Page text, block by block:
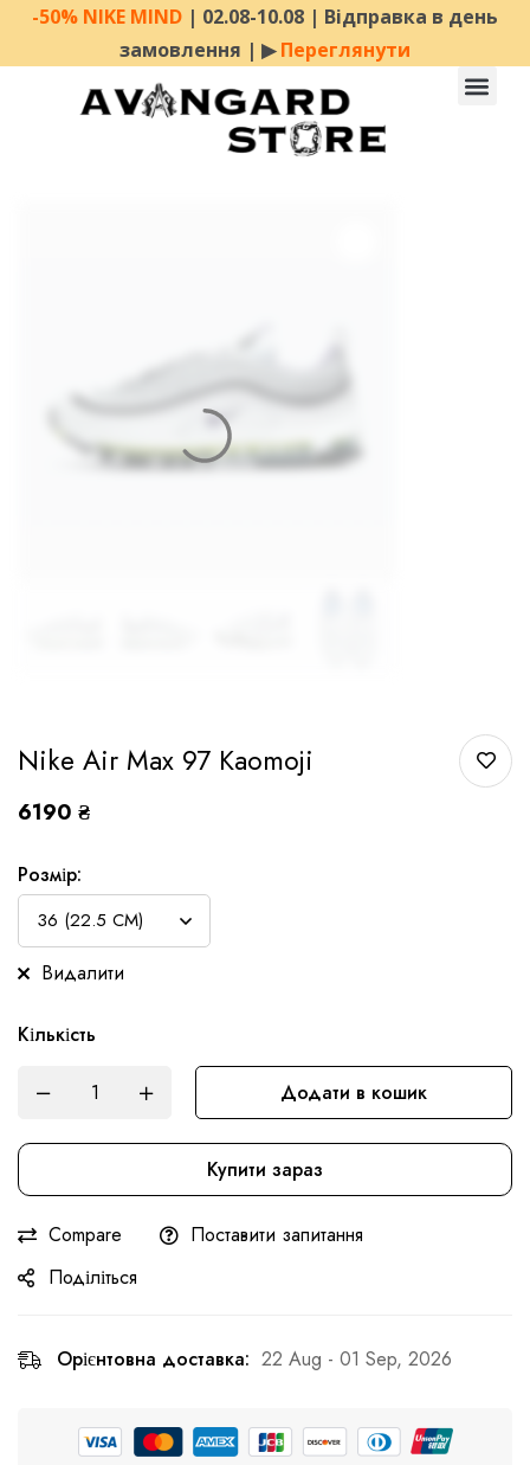
-50% NIKE MIND | 02.08-10.08 | Відправка в день
замовлення | ▶︎Переглянути
Nike Air Max 97 Kaomoji
6190 ₴
Розмір:
Видалити
Кількість
Додати в кошик
Купити зараз
Compare
Поставити запитання
Поділіться
Орієнтовна доставка: 22 Aug - 01 Sep, 2026